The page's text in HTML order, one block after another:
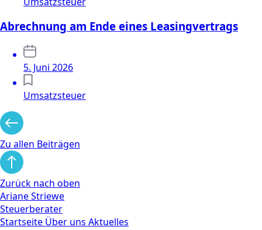
Abrechnung am Ende eines Leasingvertrags
5. Juni 2026
Umsatzsteuer
Zu allen Beiträgen
Zurück nach oben
Ariane Striewe
Steuerberater
Startseite Über uns Aktuelles